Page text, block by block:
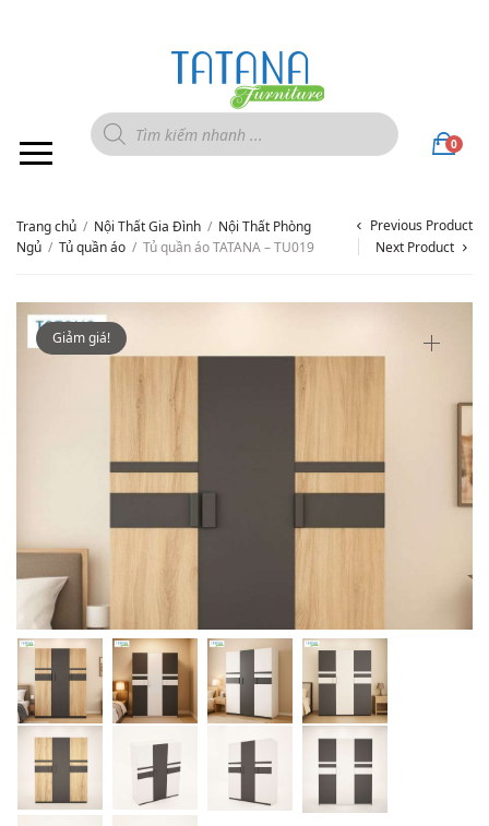
0
Trang chủ / Nội Thất Gia Đình / Nội Thất Phòng
Ngủ / Tủ quần áo / Tủ quần áo TATANA – TU019
Previous Product
Next Product
Giảm giá!